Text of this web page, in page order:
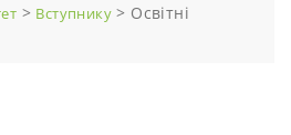
> Вступнику > Освітні